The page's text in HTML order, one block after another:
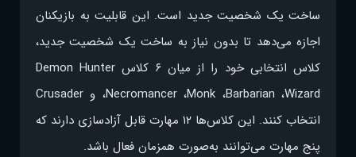
ساخت یک شخصیت جدید است. این قابلیت به بازیکنان
اجازه می‌دهد تا بدون نیاز به ساخت یک شخصیت جدید،
کلاس انتخابی خود را از میان ۶ کلاس Demon Hunter
،Necromancer ،Monk ،Barbarian ،Wizard و Crusader
انتخاب کنند. این کلاس‌ها ۱۲ مهارت قابل آزادسازی دارند که
پنج مهارت می‌توانند به‌صورت همزمان فعال باشد.